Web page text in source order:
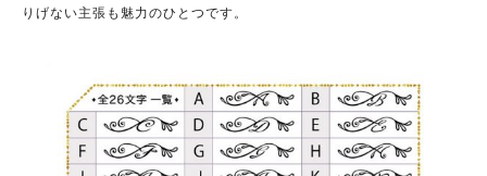
りげない主張も魅力のひとつです。